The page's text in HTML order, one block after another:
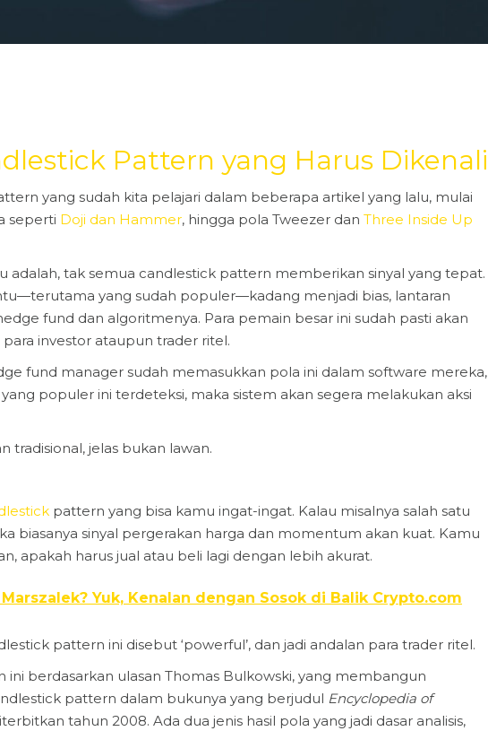
Pattern yang Harus Dikenali
yang sudah kita pelajari dalam beberapa artikel yang lalu, mulai
seperti Doji dan Hammer, hingga pola Tweezer dan Three Inside Up
adalah, tak semua candlestick pattern memberikan sinyal yang tepat.
yang sudah populer—kadang menjadi bias, lantaran
fund dan algoritmenya. Para pemain besar ini sudah pasti akan
investor ataupun trader ritel.
fund manager sudah memasukkan pola ini dalam software mereka,
populer ini terdeteksi, maka sistem akan segera melakukan aksi
tradisional, jelas bukan lawan.
pattern yang bisa kamu ingat-ingat. Kalau misalnya salah satu
biasanya sinyal pergerakan harga dan momentum akan kuat. Kamu
apakah harus jual atau beli lagi dengan lebih akurat.
Yuk, Kenalan dengan Sosok di Balik Crypto.com
pattern ini disebut ‘powerful’, dan jadi andalan para trader ritel.
ini berdasarkan ulasan Thomas Bulkowski, yang membangun
pattern dalam bukunya yang berjudul Encyclopedia of
tahun 2008. Ada dua jenis hasil pola yang jadi dasar analisis,